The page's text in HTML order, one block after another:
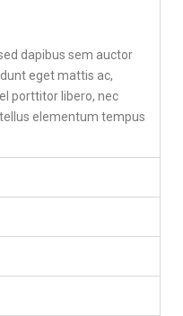
dapibus sem auctor
eget mattis ac,
porttitor libero, nec
elementum tempus